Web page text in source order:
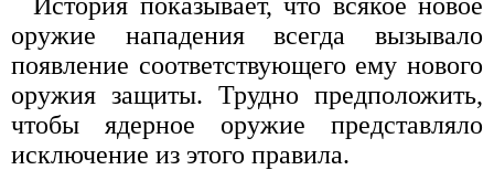
оружие нападения всегда вызывало
появление соответствующего ему нового
оружия защиты. Трудно предположить,
чтобы ядерное оружие представляло
исключение из этого правила.